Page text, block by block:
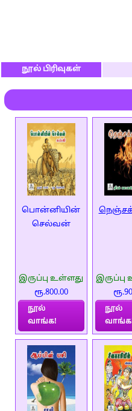
நூல் பிரிவுகள்
பொன்னியின்
செல்வன்
இருப்பு உள்ளது
ரூ.800.00
நூல்
வாங்க!
இருப்பு
நூல்